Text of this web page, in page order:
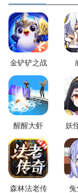
金铲铲之战
醒醒大虾 妖
森林法老传
兔